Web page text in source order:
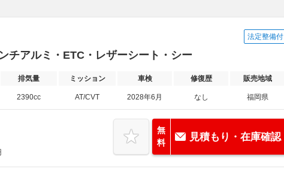
法定整備付
チアルミ・ETC・レザーシート・シー
排気量 ミッション 車検 修復歴 販売地域
2390cc AT/CVT 2028年6月 なし 福岡県
無
料
見積もり・在庫確認